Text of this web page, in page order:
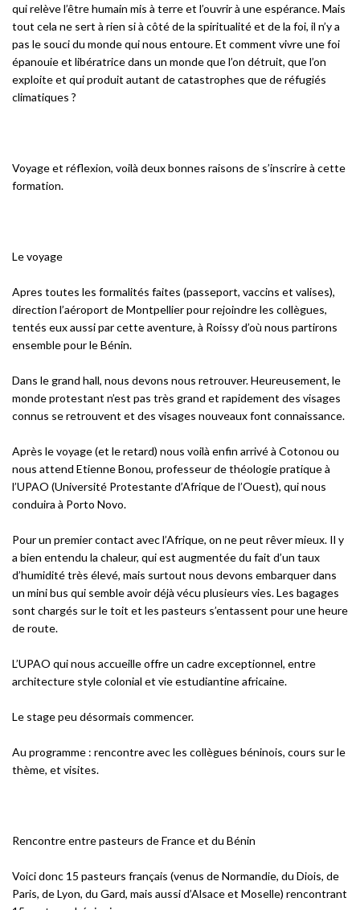
qui relève l’être humain mis à terre et l’ouvrir à une espérance. Mais
tout cela ne sert à rien si à côté de la spiritualité et de la foi, il n’y a
pas le souci du monde qui nous entoure. Et comment vivre une foi
épanouie et libératrice dans un monde que l’on détruit, que l’on
exploite et qui produit autant de catastrophes que de réfugiés
climatiques ?
Voyage et réflexion, voilà deux bonnes raisons de s’inscrire à cette
formation.
Le voyage
Apres toutes les formalités faites (passeport, vaccins et valises),
direction l’aéroport de Montpellier pour rejoindre les collègues,
tentés eux aussi par cette aventure, à Roissy d’où nous partirons
ensemble pour le Bénin.
Dans le grand hall, nous devons nous retrouver. Heureusement, le
monde protestant n’est pas très grand et rapidement des visages
connus se retrouvent et des visages nouveaux font connaissance.
Après le voyage (et le retard) nous voilà enfin arrivé à Cotonou ou
nous attend Etienne Bonou, professeur de théologie pratique à
l’UPAO (Université Protestante d’Afrique de l’Ouest), qui nous
conduira à Porto Novo.
Pour un premier contact avec l’Afrique, on ne peut rêver mieux. Il y
a bien entendu la chaleur, qui est augmentée du fait d’un taux
d’humidité très élevé, mais surtout nous devons embarquer dans
un mini bus qui semble avoir déjà vécu plusieurs vies. Les bagages
sont chargés sur le toit et les pasteurs s’entassent pour une heure
de route.
L’UPAO qui nous accueille offre un cadre exceptionnel, entre
architecture style colonial et vie estudiantine africaine.
Le stage peu désormais commencer.
Au programme : rencontre avec les collègues béninois, cours sur le
thème, et visites.
Rencontre entre pasteurs de France et du Bénin
Voici donc 15 pasteurs français (venus de Normandie, du Diois, de
Paris, de Lyon, du Gard, mais aussi d’Alsace et Moselle) rencontrant